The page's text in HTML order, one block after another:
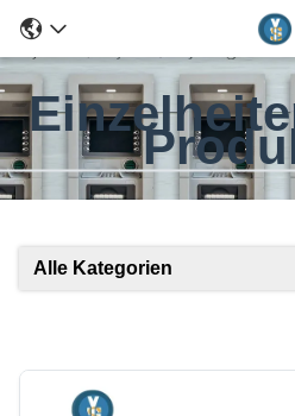
Alle Kategorien